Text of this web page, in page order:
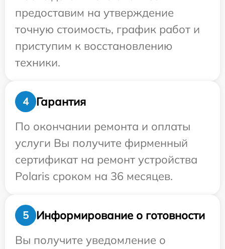
предоставим на утверждение
точную стоимость, график работ и
приступим к восстановлению
техники.
4
Гарантия
По окончании ремонта и оплаты
услуги Вы получите фирменный
сертификат на ремонт устройства
Polaris сроком на 36 месяцев.
5
Информирование о готовности
Вы получите уведомление о